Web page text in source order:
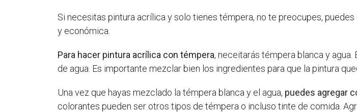
Si necesitas pintura acrílica y solo tienes témpera, no te preocupes, puedes
y económica.
Para hacer pintura acrílica con témpera, neceitarás témpera blanca y
de agua. Es importante mezclar bien los ingredientes para que la pintura
Una vez que hayas mezclado la témpera blanca y el agua, puedes agregar
colorantes pueden ser otros tipos de témpera o incluso tinte de comida.